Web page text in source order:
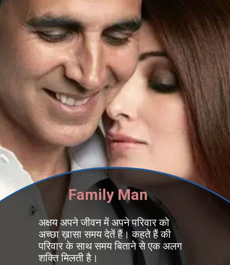
अक्षय अपने जीवन में अपने परिवार को
अच्छा ख़ासा समय देतें हैं। कहते हैं की
परिवार के साथ समय बिताने से एक अलग
शक्ति मिलती है।
Family Man